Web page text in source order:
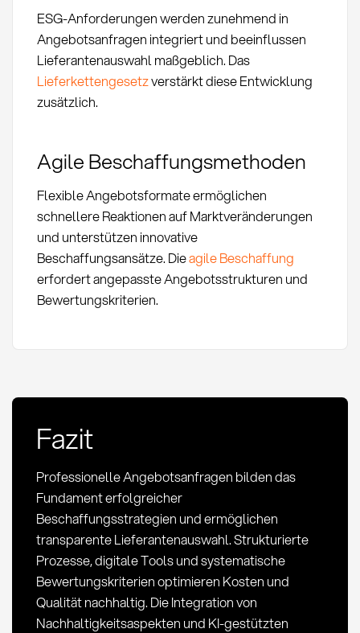
ESG-Anforderungen werden zunehmend in
Angebotsanfragen integriert und beeinflussen
Lieferantenauswahl maßgeblich. Das
Lieferkettengesetzverstärkt diese Entwicklung
zusätzlich.
Agile Beschaffungsmethoden
Flexible Angebotsformate ermöglichen
schnellere Reaktionen auf Marktveränderungen
und unterstützen innovative
Beschaffungsansätze. Dieagile Beschaffung
erfordert angepasste Angebotsstrukturen und
Bewertungskriterien.
Fazit
Professionelle Angebotsanfragen bilden das
Fundament erfolgreicher
Beschaffungsstrategien und ermöglichen
transparente Lieferantenauswahl. Strukturierte
Prozesse, digitale Tools und systematische
Bewertungskriterien optimieren Kosten und
Qualität nachhaltig. Die Integration von
Nachhaltigkeitsaspekten und KI-gestützten